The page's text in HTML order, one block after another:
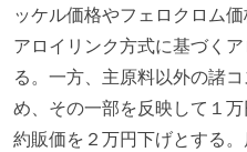
ッケル価格やフェロクロム
アロイリンク方式に基づく
る。一方、主原料以外の諸
め、その一部を反映して１
約販価を２万円下げとする